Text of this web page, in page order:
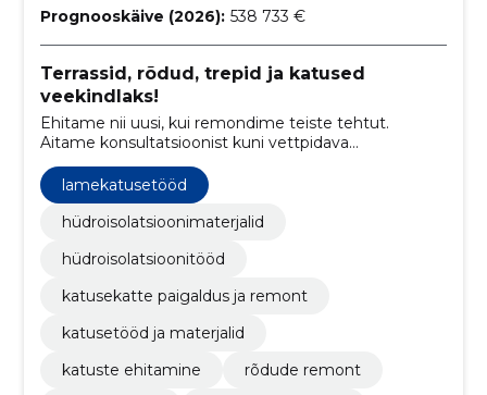
Prognooskäive (2026): 538 733 €
Terrassid, rõdud, trepid ja katused
veekindlaks!
Ehitame nii uusi, kui remondime teiste tehtut.
Aitame konsultatsioonist kuni vettpidava
lõpplahenduseni. Kirega juba rohkem kui 20 aastat.
lamekatusetööd
hüdroisolatsioonimaterjalid
hüdroisolatsioonitööd
katusekatte paigaldus ja remont
katusetööd ja materjalid
katuste ehitamine
rõdude remont